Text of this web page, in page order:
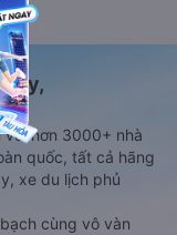
hơn 3000+ nhà
quốc, tất cả hãng
xe du lịch phủ
cùng vô vàn